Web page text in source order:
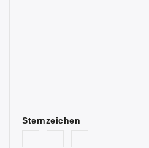
Sternzeichen